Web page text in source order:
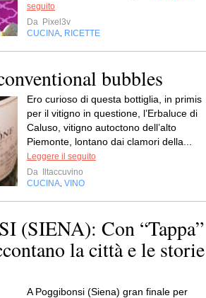
seguito
Da Pixel3v
CUCINA RICETTE
bubbles
Ero curioso di questa bottiglia, in primis
per il vitigno in questione, l’Erbaluce di
Caluso, vitigno autoctono dell’alto
Piemonte, lontano dai clamori della...
Leggere il seguito
Da
Iltaccuvino
CUCINA VINO
(SIENA): Con “Tappa”
la città e le storie
A Poggibonsi (Siena) gran finale per